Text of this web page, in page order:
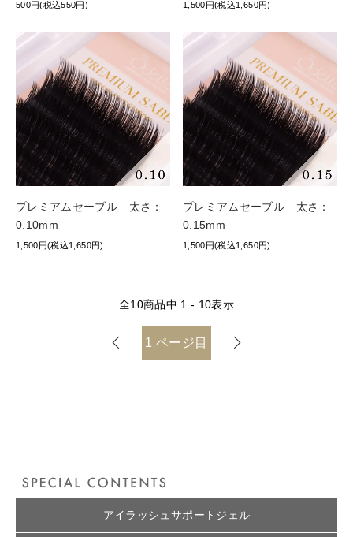
500円(税込550円) 1,500円(税込1,650円)
プレミアムセーブル 太さ：
0.10mm
1,500円(税込1,650円)
プレミアムセーブル 太さ：
0.15mm
1,500円(税込1,650円)
全10商品中 1 - 10表示
1ページ目
アイラッシュサポートジェル